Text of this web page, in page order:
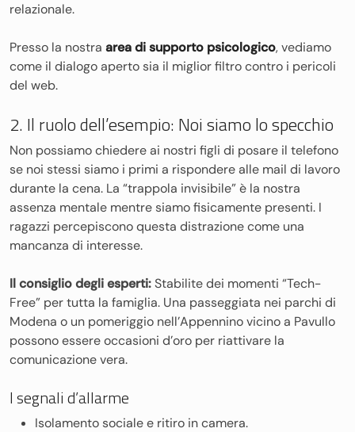
relazionale.
Presso la nostra area di supporto psicologico, vediamo
come il dialogo aperto sia il miglior filtro contro i pericoli
del web.
2. Il ruolo dell’esempio: Noi siamo lo specchio
Non possiamo chiedere ai nostri figli di posare il telefono
se noi stessi siamo i primi a rispondere alle mail di lavoro
durante la cena. La “trappola invisibile” è la nostra
assenza mentale mentre siamo fisicamente presenti. I
ragazzi percepiscono questa distrazione come una
mancanza di interesse.
Il consiglio degli esperti:Stabilite dei momenti “Tech-
Free” per tutta la famiglia. Una passeggiata nei parchi di
Modena o un pomeriggio nell’Appennino vicino a Pavullo
possono essere occasioni d’oro per riattivare la
comunicazione vera.
I segnali d’allarme
Isolamento sociale e ritiro in camera.